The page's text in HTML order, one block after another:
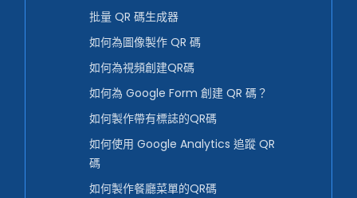
批量 QR 碼生成器
如何為圖像製作 QR 碼
如何為視頻創建QR碼
如何為 Google Form 創建 QR 碼？
如何製作帶有標誌的QR碼
如何使用 Google Analytics 追蹤 QR
碼
如何製作餐廳菜單的QR碼